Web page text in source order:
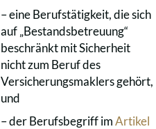
– eine Berufstätigkeit, die sich
auf „Bestandsbetreuung“
beschränkt mit Sicherheit
nicht zum Beruf des
Versicherungsmaklers gehört,
und
– der Berufsbegriff imArtikel